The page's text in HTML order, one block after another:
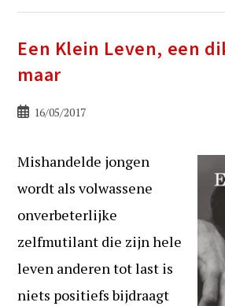
Een Klein Leven, een
maar
Bericht16/05/2017
Mishandelde jongen
wordt als volwassene
onverbeterlijke
zelfmutilant die zijn hele
leven anderen tot last is
niets positiefs bijdraagt